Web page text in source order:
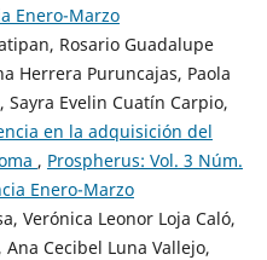
Enero-Marzo
Rosario Guadalupe
Herrera Puruncajas, Paola
Evelin Cuatín Carpio,
en la adquisición del
, Prospherus: Vol. 3 Núm.
Enero-Marzo
Verónica Leonor Loja Caló,
Ana Cecibel Luna Vallejo,